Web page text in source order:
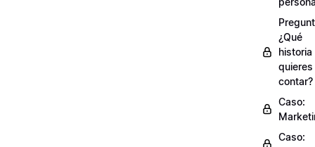
¿Qué
historia
quieres
contar?
Caso:
Caso: